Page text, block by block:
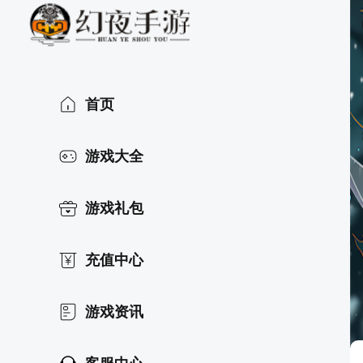
首页
游戏大全
游戏礼包
充值中心
游戏资讯